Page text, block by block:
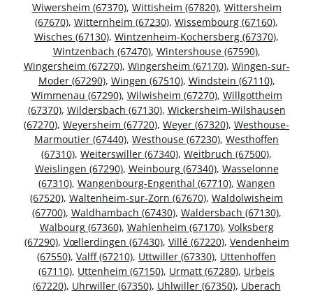
Wiwersheim (67370), Wittisheim (67820), Wittersheim
(67670), Witternheim (67230), Wissembourg (67160),
Wisches (67130), Wintzenheim-Kochersberg (67370),
Wintzenbach (67470), Wintershouse (67590),
Wingersheim (67270), Wingersheim (67170), Wingen-sur-
Moder (67290), Wingen (67510), Windstein (67110),
Wimmenau (67290), Wilwisheim (67270), Willgottheim
(67370), Wildersbach (67130), Wickersheim-Wilshausen
(67270), Weyersheim (67720), Weyer (67320), Westhouse-
Marmoutier (67440), Westhouse (67230), Westhoffen
(67310), Weiterswiller (67340), Weitbruch (67500),
Weislingen (67290), Weinbourg (67340), Wasselonne
(67310), Wangenbourg-Engenthal (67710), Wangen
(67520), Waltenheim-sur-Zorn (67670), Waldolwisheim
(67700), Waldhambach (67430), Waldersbach (67130),
Walbourg (67360), Wahlenheim (67170), Volksberg
(67290), Vœllerdingen (67430), Villé (67220), Vendenheim
(67550), Valff (67210), Uttwiller (67330), Uttenhoffen
(67110), Uttenheim (67150), Urmatt (67280), Urbeis
(67220), Uhrwiller (67350), Uhlwiller (67350), Uberach